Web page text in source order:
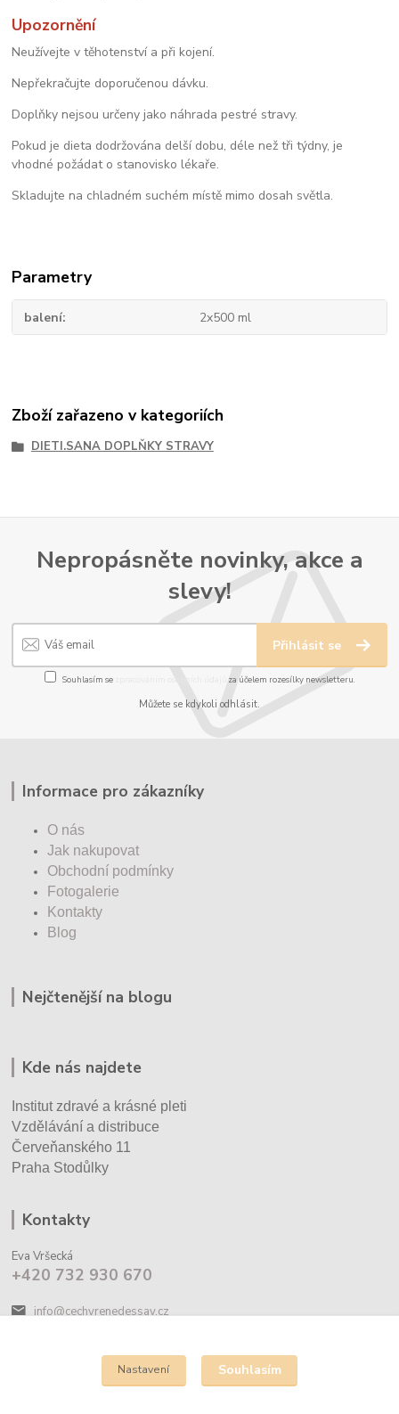
Upozornění
Neužívejte v těhotenství a při kojení.
Nepřekračujte doporučenou dávku.
Doplňky nejsou určeny jako náhrada pestré stravy.
Pokud je dieta dodržována delší dobu, déle než tři týdny, je
vhodné požádat o stanovisko lékaře.
Skladujte na chladném suchém místě mimo dosah světla.
Parametry
balení 2x500 ml
Zboží zařazeno v kategoriích
DIETI.SANA DOPLŇKY STRAVY
Nepropásněte novinky, akce a
slevy!
Přihlásit se
Souhlasím se za účelem rozesílky newsletteru.
Můžete se kdykoli odhlásit.
Informace pro zákazníky
O nás
Jak nakupovat
Obchodní podmínky
Fotogalerie
Kontakty
Blog
Nejčtenější na blogu
Kde nás najdete
Institut zdravé a krásné pleti
Vzdělávání a distribuce
Červeňanského 11
Praha Stodůlky
Kontakty
Eva Vršecká
+420 732 930 670
info@cechyrenedessay.cz
Nastavení Souhlasím